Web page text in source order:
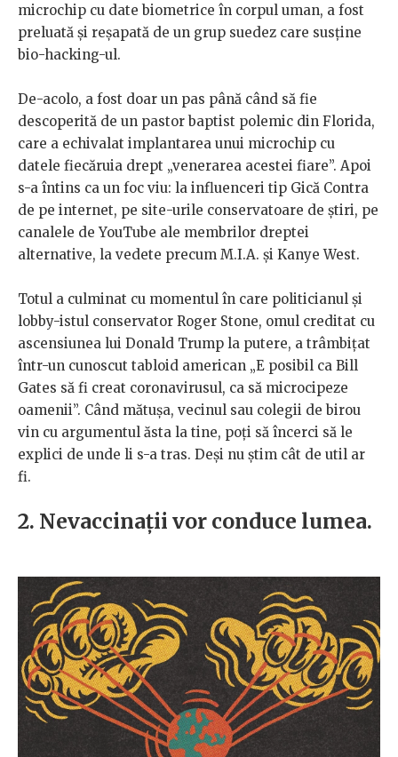
microchip cu date biometrice în corpul uman, a fost
preluată și reșapată de un grup suedez care susține
bio-hacking-ul.
De-acolo, a fost doar un pas până când să fie
descoperită de un pastor baptist polemic din Florida,
care a echivalat implantarea unui microchip cu
datele fiecăruia drept „venerarea acestei fiare”. Apoi
s-a întins ca un foc viu: la influenceri tip Gică Contra
de pe internet, pe site-urile conservatoare de știri, pe
canalele de YouTube ale membrilor dreptei
alternative, la vedete precum M.I.A. și Kanye West.
Totul a culminat cu momentul în care politicianul și
lobby-istul conservator Roger Stone, omul creditat cu
ascensiunea lui Donald Trump la putere, a trâmbițat
într-un cunoscut tabloid american „E posibil ca Bill
Gates să fi creat coronavirusul, ca să microcipeze
oamenii”. Când mătușa, vecinul sau colegii de birou
vin cu argumentul ăsta la tine, poți să încerci să le
explici de unde li s-a tras. Deși nu știm cât de util ar
fi.
2. Nevaccinații vor conduce lumea.